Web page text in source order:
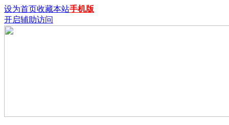
设为首页收藏本站手机版
开启辅助访问